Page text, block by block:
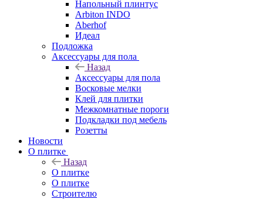
Напольный плинтус
Arbiton INDO
Aberhof
Идеал
Подложка
Аксессуары для пола
Назад
Аксессуары для пола
Восковые мелки
Клей для плитки
Межкомнатные пороги
Подкладки под мебель
Розетты
Новости
О плитке
Назад
О плитке
О плитке
Строителю